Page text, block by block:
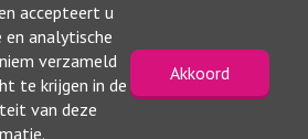
accepteert u
en analytische
verzameld
te krijgen in de
van deze
.
Akkoord
Naar boven
Gemeente Waterland
Privacyverklaring